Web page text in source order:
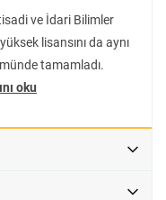
ve İdari Bilimler
lisansını da aynı
tamamladı.
oku